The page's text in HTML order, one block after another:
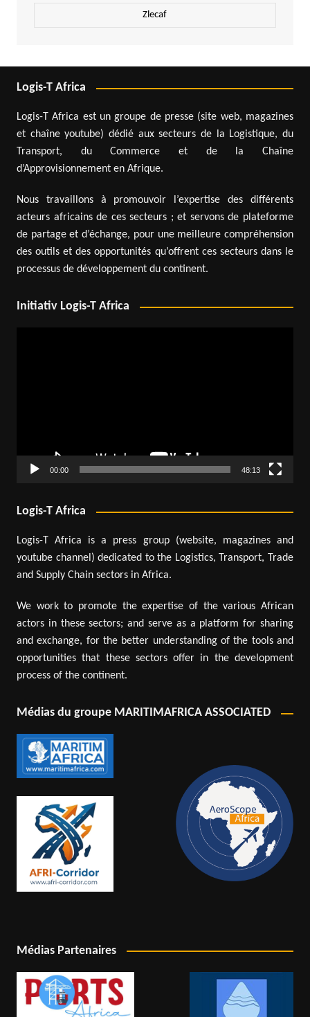
Zlecaf
Logis-T Africa
Logis-T Africa est un groupe de presse (site web, magazines
et chaîne youtube) dédié aux secteurs de la Logistique, du
Transport, du Commerce et de la Chaîne
d’Approvisionnement en Afrique.
Nous travaillons à promouvoir l’expertise des différents
acteurs africains de ces secteurs ; et servons de plateforme
de partage et d’échange, pour une meilleure compréhension
des outils et des opportunités qu’offrent ces secteurs dans le
processus de développement du continent.
Initiativ Logis-T Africa
00:00 48:13
Logis-T Africa
Logis-T Africa is a press group (website, magazines and
youtube channel) dedicated to the Logistics, Transport, Trade
and Supply Chain sectors in Africa.
We work to promote the expertise of the various African
actors in these sectors; and serve as a platform for sharing
and exchange, for the better understanding of the tools and
opportunities that these sectors offer in the development
process of the continent.
Médias du groupe MARITIMAFRICA ASSOCIATED
Médias Partenaires